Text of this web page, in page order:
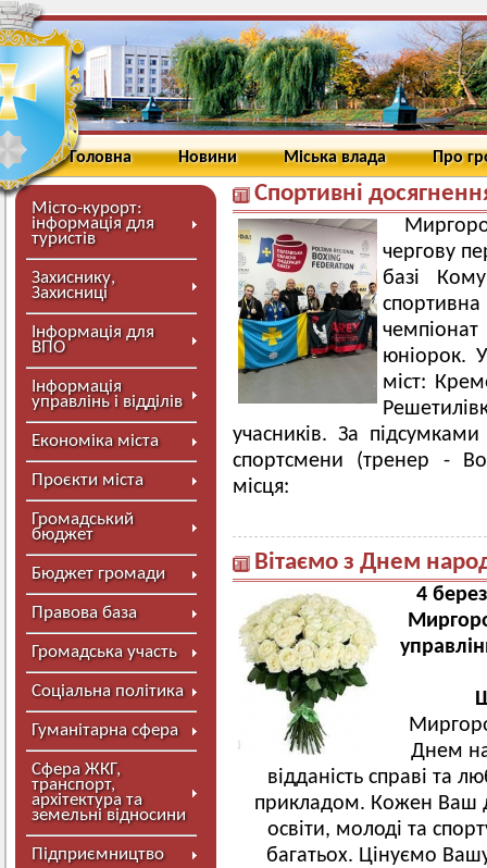
Головна Новини Міська влада Про
Місто-курорт:
інформація для
туристів
Захиснику,
Захисниці
Інформація для
ВПО
Інформація
управлінь і відділів
Економіка міста
Проєкти міста
Громадський
бюджет
Бюджет громади
Правова база
Громадська участь
Соціальна політика
Гуманітарна сфера
Сфера ЖКГ,
транспорт,
архітектура та
земельні відносини
Підприємництво
Спортивні
чергову
базі
спортивна
юніорок.
міст:
учасників. За
спортсмени (тренер -
місця:
Вітаємо з Днем
4
Днем
відданість справі та
прикладом. Кожен Ваш
освіти, молоді та
багатьох. Цінуємо